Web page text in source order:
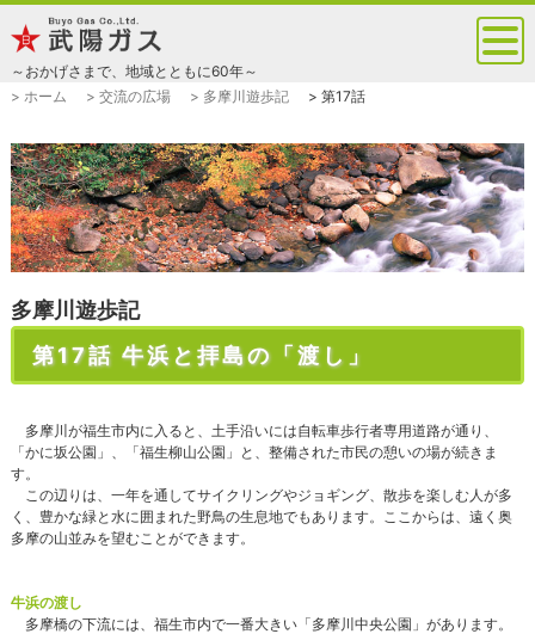
～おかげさまで、地域とともに60年～
> ホーム
> 交流の広場 > 多摩川遊歩記 > 第17話
多摩川遊歩記
第17話 牛浜と拝島の「渡し」
多摩川が福生市内に入ると、土手沿いには自転車歩行者専用道路が通り、
「かに坂公園」、「福生柳山公園」と、整備された市民の憩いの場が続きま
す。
この辺りは、一年を通してサイクリングやジョギング、散歩を楽しむ人が多
く、豊かな緑と水に囲まれた野鳥の生息地でもあります。ここからは、遠く奥
多摩の山並みを望むことができます。
牛浜の渡し
多摩橋の下流には、福生市内で一番大きい「多摩川中央公園」があります。